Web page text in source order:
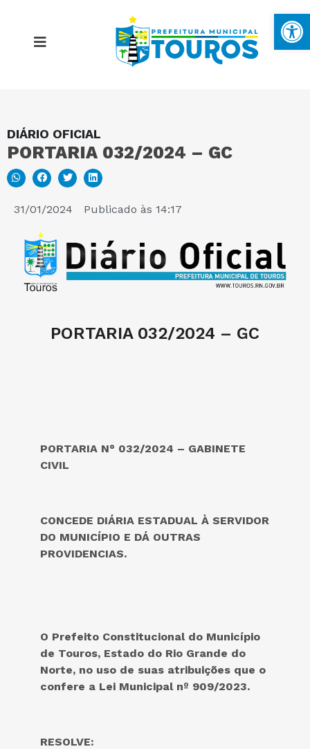
DIÁRIO OFICIAL
PORTARIA 032/2024 – GC
31/01/2024 Publicado às 14:17
PORTARIA 032/2024 – GC
PORTARIA N° 032/2024 – GABINETE
CIVIL
CONCEDE DIÁRIA ESTADUAL À SERVIDOR
DO MUNICÍPIO E DÁ OUTRAS
PROVIDENCIAS.
O Prefeito Constitucional do Município
de Touros, Estado do Rio Grande do
Norte, no uso de suas atribuições que o
confere a Lei Municipal nº 909/2023.
RESOLVE:
MAPA DO SITE
PORTAL DA TRANSPARÊNCIA
E-SIC
PERGUNTAS FREQUENTES